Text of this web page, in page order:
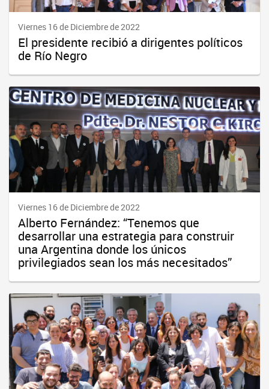
Viernes 16 de Diciembre de 2022
El presidente recibió a dirigentes políticos
de Río Negro
Viernes 16 de Diciembre de 2022
Alberto Fernández: “Tenemos que
desarrollar una estrategia para construir
una Argentina donde los únicos
privilegiados sean los más necesitados”